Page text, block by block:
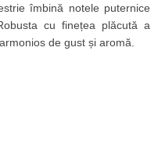
îmbină notele puternice
cu finețea plăcută a
de gust și aromă.